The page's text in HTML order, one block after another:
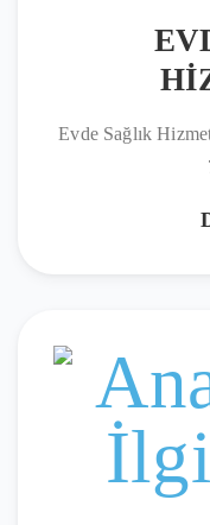
Evde Sağlık